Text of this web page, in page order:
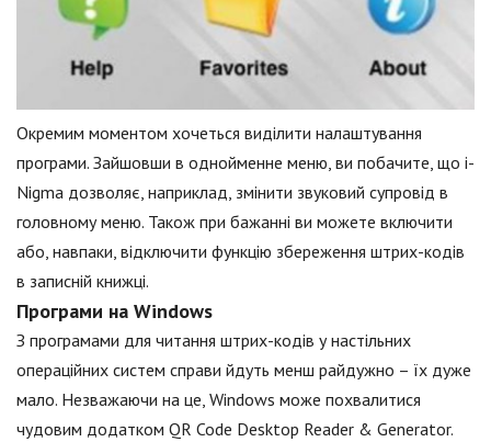
Окремим моментом хочеться виділити налаштування
програми. Зайшовши в однойменне меню, ви побачите, що i-
Nigma дозволяє, наприклад, змінити звуковий супровід в
головному меню. Також при бажанні ви можете включити
або, навпаки, відключити функцію збереження штрих-кодів
в записній книжці.
Програми на Windows
З програмами для читання штрих-кодів у настільних
операційних систем справи йдуть менш райдужно – їх дуже
мало. Незважаючи на це, Windows може похвалитися
чудовим додатком QR Code Desktop Reader & Generator.